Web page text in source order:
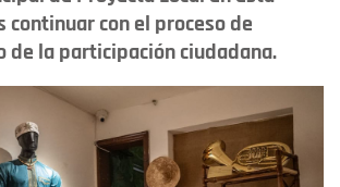
continuar con el proceso de
la participación ciudadana.